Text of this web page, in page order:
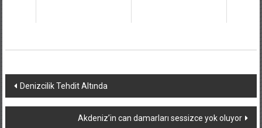
Yazı
dolaşımı
Denizcilik Tehdit Altında
Akdeniz’in can damarları sessizce yok oluyor